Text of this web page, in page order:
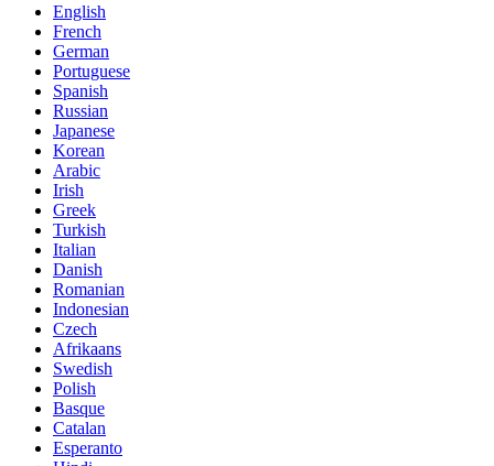
English
French
German
Portuguese
Spanish
Russian
Japanese
Korean
Arabic
Irish
Greek
Turkish
Italian
Danish
Romanian
Indonesian
Czech
Afrikaans
Swedish
Polish
Basque
Catalan
Esperanto